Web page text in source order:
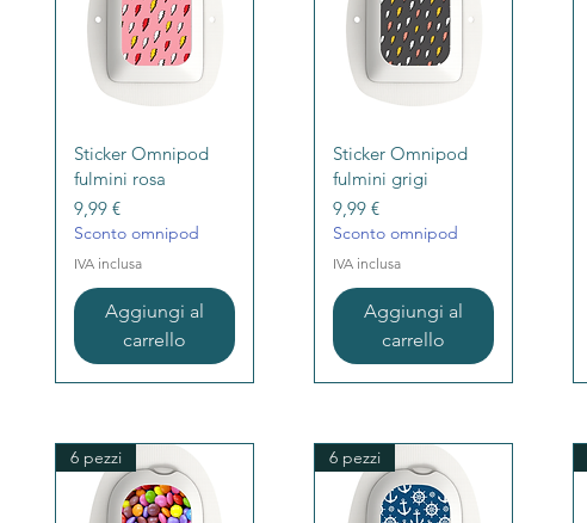
Vista rapida
Sticker Omnipod
fulmini rosa
Prezzo
9,99 €
Sconto omnipod
IVA inclusa
Aggiungi al
carrello
Vista rapida
Sticker Omnipod
fulmini grigi
Prezzo
9,99 €
Sconto omnipod
IVA inclusa
Aggiungi al
carrello
6 pezzi 6 pezzi